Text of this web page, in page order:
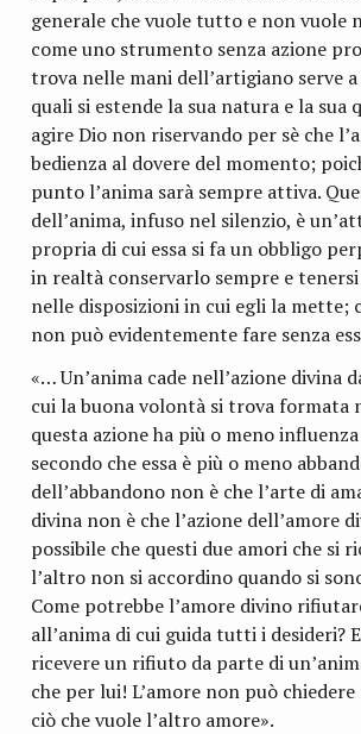
generale che vuole tutto e non vuole
come uno strumento senza azione
trova nelle mani dell’artigiano serve
quali si estende la sua natura e la sua
agire Dio non riservando per sè che
bedienza al dovere del momento;
punto l’anima sarà sempre attiva.
dell’anima, infuso nel silenzio, è
propria di cui essa si fa un ob­bligo
in realtà conservarlo sempre e
nelle disposizioni in cui egli la mette;
non può evidentemente fare senza
«… Un’anima cade nell’azione divina
cui la buona volontà si trova formata
questa azione ha più o meno
secondo che essa è più o meno
dell’abbandono non è che l’arte di
divina non è che l’azione dell’amore
possibile che questi due amori che si
l’altro non si accordino quando si
Come potrebbe l’amore divino
all’anima di cui guida tutti i desideri?
ricevere un ri­fiuto da parte di
che per lui! L’amore non può
ciò che vuole l’altro amore».